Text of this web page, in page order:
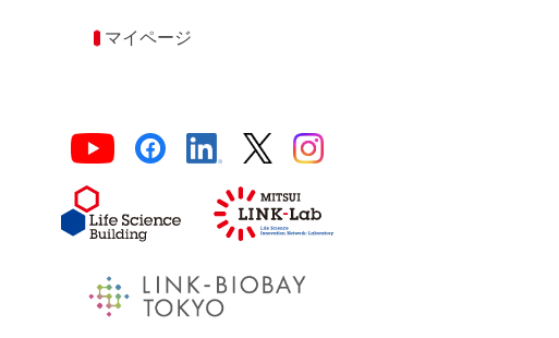
マイページ